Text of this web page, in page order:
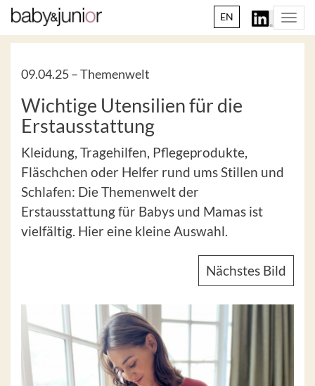
EN
09.04.25 –Themenwelt
Wichtige Utensilien für die
Erstausstattung
Kleidung, Tragehilfen, Pflegeprodukte,
Fläschchen oder Helfer rund ums Stillen und
Schlafen: Die Themenwelt der
Erstausstattung für Babys und Mamas ist
vielfältig. Hier eine kleine Auswahl.
Nächstes Bild